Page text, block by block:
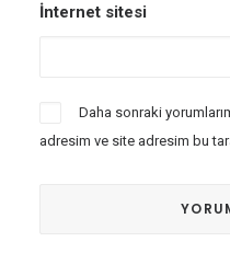
İnternet sitesi
Daha sonraki
adresim ve site adresim bu